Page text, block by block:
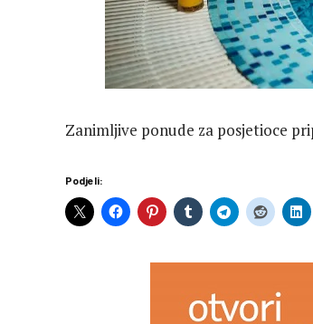
Zanimljive ponude za posjetioce
Podjeli: